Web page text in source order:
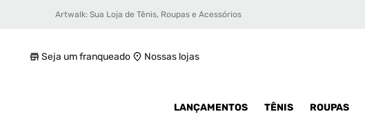
Artwalk: Sua Loja de Tênis, Roupas e Acessórios
Seja um franqueado Nossas lojas
LANÇAMENTOS TÊNIS ROUPAS
Shorts adidas Dame 8 Masculino